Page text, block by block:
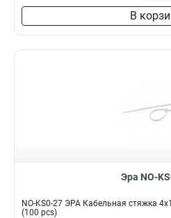
В
Эра NO-
NO-KS0-27 ЭРА Кабельная стяжка
(100 pcs)